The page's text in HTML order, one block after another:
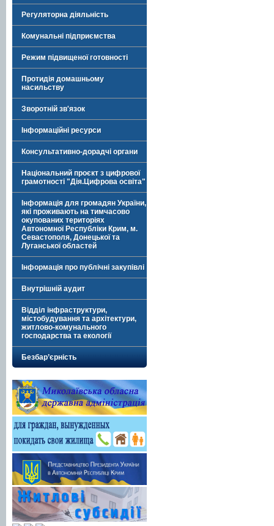
Регуляторна діяльність
Комунальні підприємства
Режим підвищеної готовності
Протидія домашньому
насильству
Зворотній зв'язок
Інформаційні ресурси
Консультативно-дорадчі органи
Національний проєкт з цифрової
грамотності "Дія.Цифрова освіта"
Інформація для громадян України,
які проживають на тимчасово
окупованих територіях
Автономної Республіки Крим, м.
Севастополя, Донецької та
Луганської областей
Інформація про публічні закупівлі
Внутрішній аудит
Відділ інфраструктури,
містобудування та архітектури,
житлово-комунального
господарства та екології
Безбар’єрність